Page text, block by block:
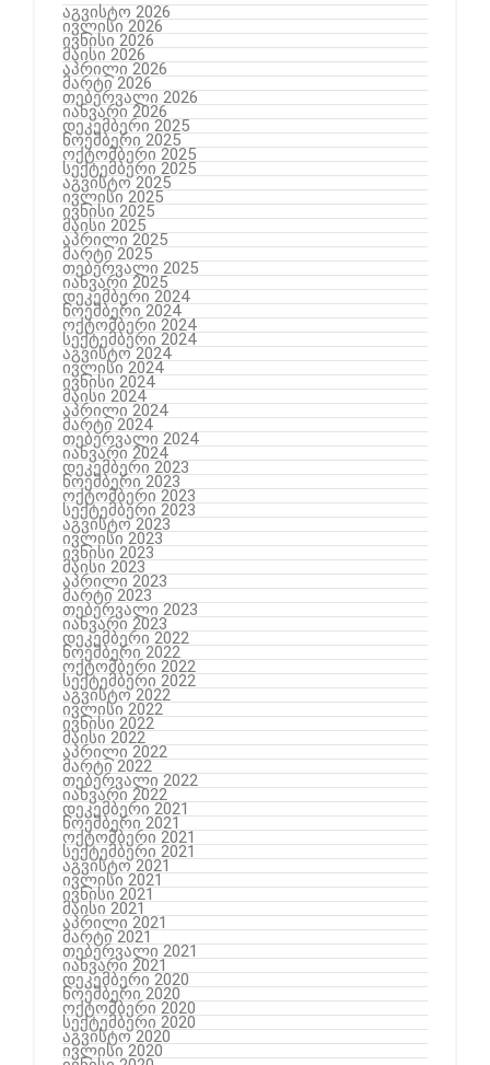
აგვისტო 2026
ივლისი 2026
ივნისი 2026
მაისი 2026
აპრილი 2026
მარტი 2026
თებერვალი 2026
იანვარი 2026
დეკემბერი 2025
ნოემბერი 2025
ოქტომბერი 2025
სექტემბერი 2025
აგვისტო 2025
ივლისი 2025
ივნისი 2025
მაისი 2025
აპრილი 2025
მარტი 2025
თებერვალი 2025
იანვარი 2025
დეკემბერი 2024
ნოემბერი 2024
ოქტომბერი 2024
სექტემბერი 2024
აგვისტო 2024
ივლისი 2024
ივნისი 2024
მაისი 2024
აპრილი 2024
მარტი 2024
თებერვალი 2024
იანვარი 2024
დეკემბერი 2023
ნოემბერი 2023
ოქტომბერი 2023
სექტემბერი 2023
აგვისტო 2023
ივლისი 2023
ივნისი 2023
მაისი 2023
აპრილი 2023
მარტი 2023
თებერვალი 2023
იანვარი 2023
დეკემბერი 2022
ნოემბერი 2022
ოქტომბერი 2022
სექტემბერი 2022
აგვისტო 2022
ივლისი 2022
ივნისი 2022
მაისი 2022
აპრილი 2022
მარტი 2022
თებერვალი 2022
იანვარი 2022
დეკემბერი 2021
ნოემბერი 2021
ოქტომბერი 2021
სექტემბერი 2021
აგვისტო 2021
ივლისი 2021
ივნისი 2021
მაისი 2021
აპრილი 2021
მარტი 2021
თებერვალი 2021
იანვარი 2021
დეკემბერი 2020
ნოემბერი 2020
ოქტომბერი 2020
სექტემბერი 2020
აგვისტო 2020
ივლისი 2020